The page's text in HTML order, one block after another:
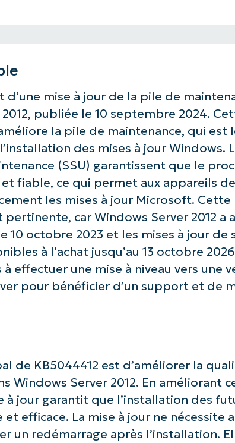
d’une mise à jour de la pile de
publiée le 10 septembre 2024.
la pile de maintenance, qui est
des mises à jour Windows.
(SSU) garantissent que le
fiable, ce qui permet aux appareils
les mises à jour Microsoft. Cette
car Windows Server 2012 a
10 octobre 2023 et les mises à jour de
à l’achat jusqu’au 13 octobre
effectuer une mise à niveau vers une
pour bénéficier d’un support et de
de KB5044412 est d’améliorer la
Windows Server 2012. En améliorant
à jour garantit que l’installation des
efficace. La mise à jour ne nécessite
un redémarrage après l’installation.
Commencez avec les